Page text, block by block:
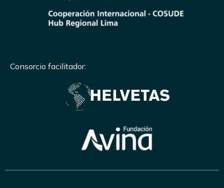
Consorcio facilitador: